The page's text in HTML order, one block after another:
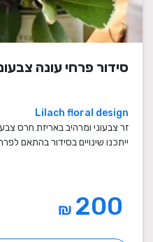
סידור פרחי עונה
Lilach floral design
זר צבעוני ומרהיב באריזת חרס
ייתכנו שינויים בסידור בהתאם
₪